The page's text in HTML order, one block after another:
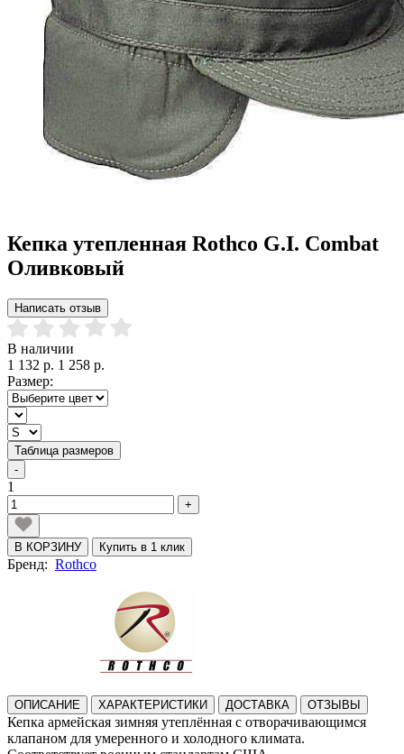
Кепка утепленная Rothco G.I. Combat
Оливковый
Написать отзыв
В наличии
1 132 р. 1 258 р.
Размер:
Таблица размеров
-
1
+
В КОРЗИНУ Купить в 1 клик
Бренд: Rothco
ОПИСАНИЕ ХАРАКТЕРИСТИКИ ДОСТАВКА ОТЗЫВЫ
Кепка армейская зимняя утеплённая с отворачивающимся
клапаном для умеренного и холодного климата.